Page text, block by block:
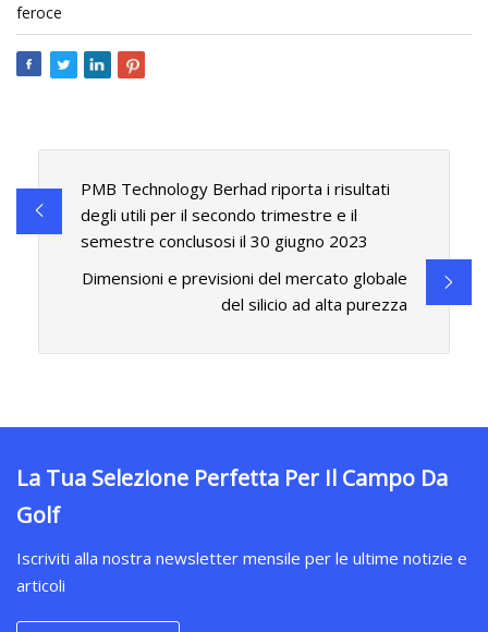
feroce
PMB Technology Berhad riporta i risultati
degli utili per il secondo trimestre e il
semestre conclusosi il 30 giugno 2023
Dimensioni e previsioni del mercato globale
del silicio ad alta purezza
La Tua Selezione Perfetta Per Il Campo Da
Golf
Iscriviti alla nostra newsletter mensile per le ultime notizie e
articoli